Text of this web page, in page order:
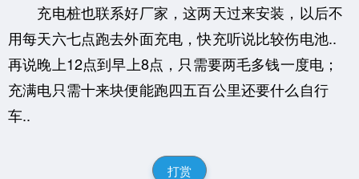
充电桩也联系好厂家，这两天过来安装，以后不
用每天六七点跑去外面充电，快充听说比较伤电池..
再说晚上12点到早上8点，只需要两毛多钱一度电；
充满电只需十来块便能跑四五百公里还要什么自行
车..
打赏